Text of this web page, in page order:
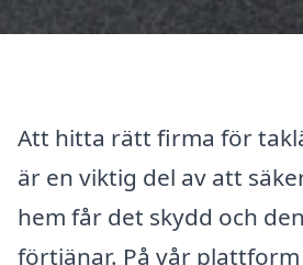
Att hitta rätt firma för
är en viktig del av att
hem får det skydd och
förtjänar. På vår